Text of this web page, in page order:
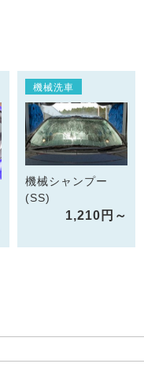
機械洗車
機械シャンプー
(SS)
1,210円～